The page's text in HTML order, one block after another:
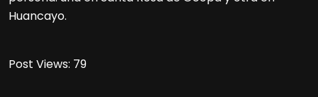
Huancayo.
Post Views: 79